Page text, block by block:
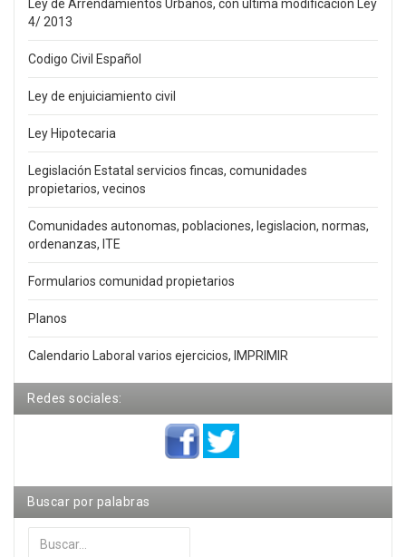
Ley de Arrendamientos Urbanos, con última modificación Ley
4/ 2013
Codigo Civil Español
Ley de enjuiciamiento civil
Ley Hipotecaria
Legislación Estatal servicios fincas, comunidades
propietarios, vecinos
Comunidades autonomas, poblaciones, legislacion, normas,
ordenanzas, ITE
Formularios comunidad propietarios
Planos
Calendario Laboral varios ejercicios, IMPRIMIR
Redes sociales:
Buscar por palabras
Buscar...